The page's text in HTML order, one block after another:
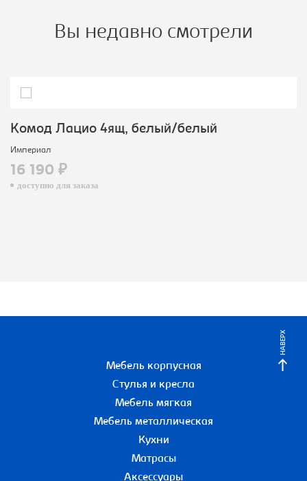
Вы недавно смотрели
Комод Лацио 4ящ, белый/белый
Империал
16 190 ₽
доступно для заказа
НАВЕРХ
Мебель корпусная
Стулья и кресла
Мебель мягкая
Мебель металлическая
Кухни
Матрасы
Аксессуары